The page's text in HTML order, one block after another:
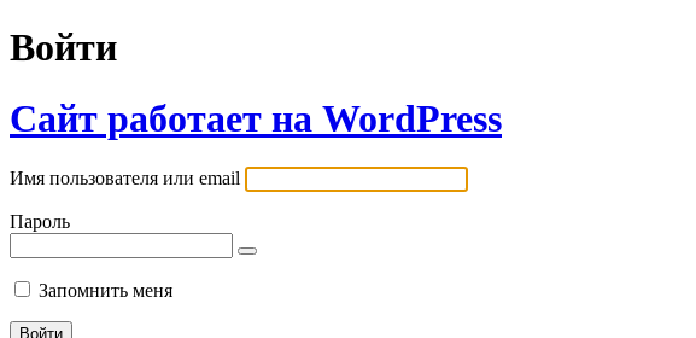
Войти
Сайт работает на WordPress
Имя пользователя или email
Пароль
Запомнить меня